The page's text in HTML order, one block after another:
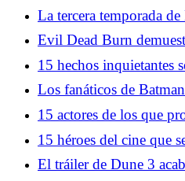
La tercera temporada
terapéutica para los
Evil Dead Burn
necesita más comedia
15 hechos inquietantes
recordarán su pasado
Los fanáticos de
Nolan para las críticas a
15 actores de los que
estaba enamorada
15 héroes del cine que
vida real
El tráiler de Dune 3